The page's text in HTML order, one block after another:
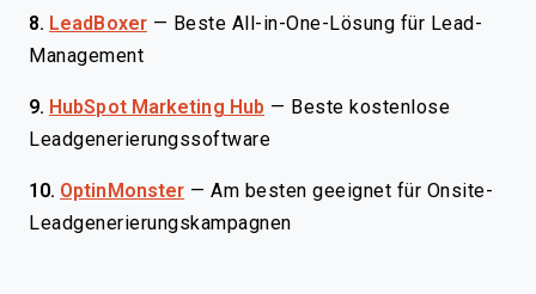
8. LeadBoxer — Beste All-in-One-Lösung für Lead-
Management
9. HubSpot Marketing Hub — Beste kostenlose
Leadgenerierungssoftware
10. OptinMonster —Am besten geeignet für Onsite-
Leadgenerierungskampagnen